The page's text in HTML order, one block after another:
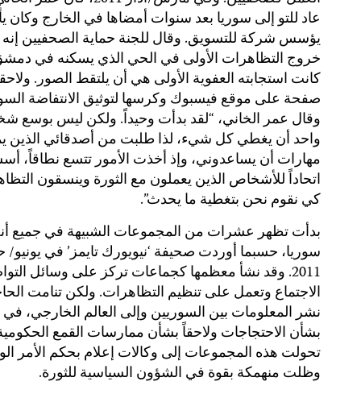
عاد للتو إلى سوريا بعد سنوات أمضاها في الخارج وكان
يؤسس شركة للتسويق. وقال للجنة حماية الصحفيين
خروج التظاهرات الأولى في الحي الذي يسكنه في
كانت استجابته العفوية الأولى هي أن يلتقط الصور.
صفحة على موقع فيسبوك وكرسها لتوثيق الانتفاضة
وقال عمر الخاني، “لقد بدأت وحيداً. ولكن ليس بوسع
واحد أن يغطي كل شيء، لذا طلبت من أصدقائي الذين
مهارات أن يساعدوني، وإذ أخذت الأمور تتسع نطاقاً،
اتحاداً للأشخاص الذين يعملون مع الثورة وينسقون
كي نقوم نحن بتغطية ما يحدث”.
بدأت تظهر عشرات من المجموعات الشبيهة في جميع
سوريا، حسبما أوردت صحيفة ‘نيويورك تايمز’ في يونيو/
2011. وقد نشأ معظمها كجماعات تركز على وسائل
الاجتماع وتعمل على تنظيم التظاهرات. ولكن تنامت
نشر المعلومات بين السوريين وإلى العالم الخارجي، في
بشأن الاحتجاجات ولاحقاً بشأن ممارسات القمع
تحولت هذه المجموعات إلى وكالات إعلام بحكم الأمر
وظلت منهمكة بقوة في الشؤون السياسية للثورة.